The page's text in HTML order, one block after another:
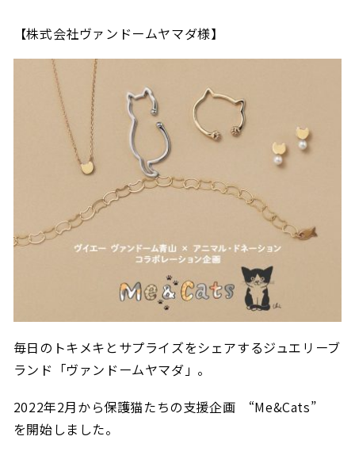
【株式会社ヴァンドームヤマダ様】
毎日のトキメキとサプライズをシェアするジュエリーブ
ランド「ヴァンドームヤマダ」。
2022年2月から保護猫たちの支援企画 “Me&Cats”
を開始しました。